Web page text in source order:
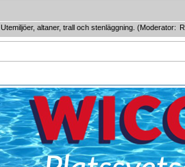
Utemiljöer, altaner, trall och stenläggning. (Moderator: